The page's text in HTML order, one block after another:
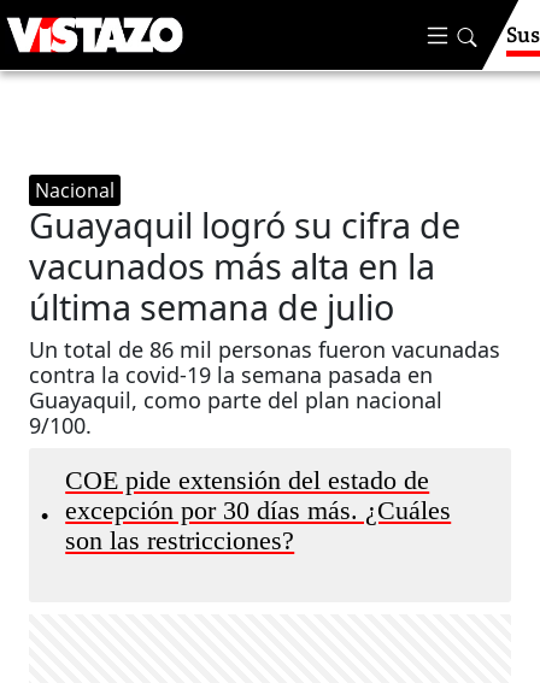
Nacional
Guayaquil logró su cifra de
vacunados más alta en la
última semana de julio
Un total de 86 mil personas fueron vacunadas
contra la covid-19 la semana pasada en
Guayaquil, como parte del plan nacional
9/100.
•
COE pide extensión del estado de
excepción por 30 días más. ¿Cuáles
son las restricciones?